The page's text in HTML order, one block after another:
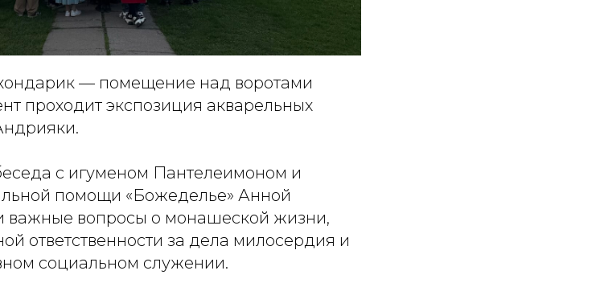
— помещение над воротами
проходит экспозиция акварельных
с игуменом Пантелеимоном и
помощи «Божеделье» Анной
важные вопросы о монашеской жизни,
ответственности за дела милосердия и
социальном служении.